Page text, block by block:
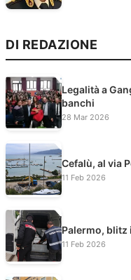
DI REDAZIONE
Legalità a
banchi
28 Mar 2026
Cefalù, al via
11 Feb 2026
Palermo, blitz
11 Feb 2026